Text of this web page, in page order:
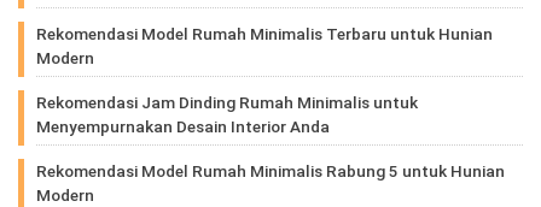
Rekomendasi Model Rumah Minimalis Terbaru untuk Hunian
Modern
Rekomendasi Jam Dinding Rumah Minimalis untuk
Menyempurnakan Desain Interior Anda
Rekomendasi Model Rumah Minimalis Rabung 5 untuk Hunian
Modern